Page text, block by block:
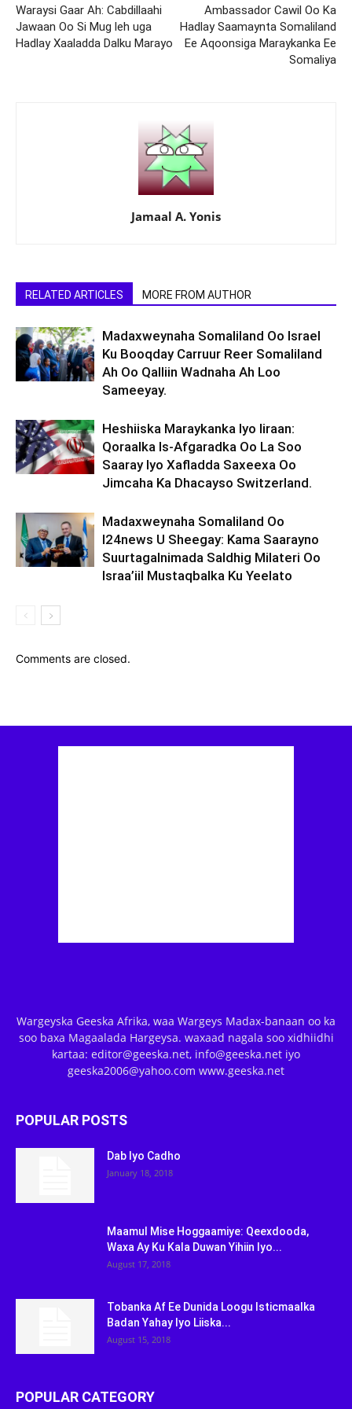
Waraysi Gaar Ah: Cabdillaahi
Jawaan Oo Si Mug leh uga
Hadlay Xaaladda Dalku Marayo
Ambassador Cawil Oo Ka
Hadlay Saamaynta Somaliland
Ee Aqoonsiga Maraykanka Ee
Somaliya
Jamaal A. Yonis
RELATED ARTICLES MORE FROM AUTHOR
Madaxweynaha Somaliland Oo Israel
Ku Booqday Carruur Reer Somaliland
Ah Oo Qalliin Wadnaha Ah Loo
Sameeyay.
Heshiiska Maraykanka Iyo Iiraan:
Qoraalka Is-Afgaradka Oo La Soo
Saaray Iyo Xafladda Saxeexa Oo
Jimcaha Ka Dhacayso Switzerland.
Madaxweynaha Somaliland Oo
I24news U Sheegay: Kama Saarayno
Suurtagalnimada Saldhig Milateri Oo
Israa’iil Mustaqbalka Ku Yeelato
Comments are closed.
Wargeyska Geeska Afrika, waa Wargeys Madax-banaan oo ka
soo baxa Magaalada Hargeysa. waxaad nagala soo xidhiidhi
kartaa: editor@geeska.net, info@geeska.net iyo
geeska2006@yahoo.com www.geeska.net
POPULAR POSTS
Dab Iyo Cadho
January 18, 2018
Maamul Mise Hoggaamiye: Qeexdooda,
Waxa Ay Ku Kala Duwan Yihiin Iyo...
August 17, 2018
Tobanka Af Ee Dunida Loogu Isticmaalka
Badan Yahay Iyo Liiska...
August 15, 2018
POPULAR CATEGORY